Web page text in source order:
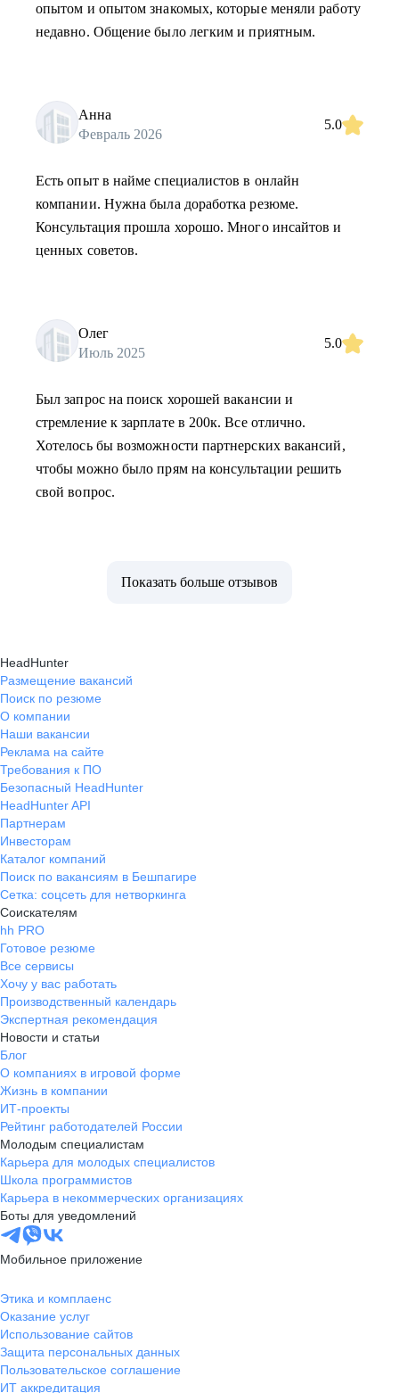
опытом и опытом знакомых, которые меняли работу
недавно. Общение было легким и приятным.
Анна
Февраль 2026
5.0
Есть опыт в найме специалистов в онлайн
компании. Нужна была доработка резюме.
Консультация прошла хорошо. Много инсайтов и
ценных советов.
Олег
Июль 2025
5.0
Был запрос на поиск хорошей вакансии и
стремление к зарплате в 200к. Все отлично.
Хотелось бы возможности партнерских вакансий,
чтобы можно было прям на консультации решить
свой вопрос.
Показать больше отзывов
HeadHunter
Размещение вакансий
Поиск по резюме
О компании
Наши вакансии
Реклама на сайте
Требования к ПО
Безопасный HeadHunter
HeadHunter API
Партнерам
Инвесторам
Каталог компаний
Поиск по вакансиям в Бешпагире
Сетка: соцсеть для нетворкинга
Соискателям
hh PRO
Готовое резюме
Все сервисы
Хочу у вас работать
Производственный календарь
Экспертная рекомендация
Новости и статьи
Блог
О компаниях в игровой форме
Жизнь в компании
ИТ-проекты
Рейтинг работодателей России
Молодым специалистам
Карьера для молодых специалистов
Школа программистов
Карьера в некоммерческих организациях
Боты для уведомлений
Мобильное приложение
Этика и комплаенс
Оказание услуг
Использование сайтов
Защита персональных данных
Пользовательское соглашение
ИТ аккредитация